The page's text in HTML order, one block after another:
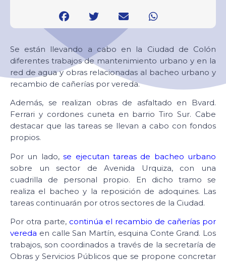
Se están llevando a cabo en la Ciudad de Colón
diferentes trabajos de mantenimiento urbano y en la
red de agua y obras relacionadas al bacheo urbano y
recambio de cañerías por vereda.
Además, se realizan obras de asfaltado en Bvard.
Ferrari y cordones cuneta en barrio Tiro Sur. Cabe
destacar que las tareas se llevan a cabo con fondos
propios.
Por un lado,se ejecutan tareas de bacheo urbano
sobre un sector de Avenida Urquiza, con una
cuadrilla de personal propio. En dicho tramo se
realiza el bacheo y la reposición de adoquines. Las
tareas continuarán por otros sectores de la Ciudad.
Por otra parte, continúa el recambio de cañerías por
vereda en calle San Martín, esquina Conte Grand. Los
trabajos, son coordinados a través de la secretaría de
Obras y Servicios Públicos que se propone concretar